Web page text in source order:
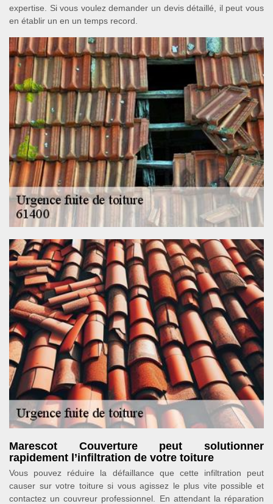
expertise. Si vous voulez demander un devis détaillé, il peut vous
en établir un en un temps record.
Marescot Couverture peut solutionner
rapidement l’infiltration de votre toiture
Vous pouvez réduire la défaillance que cette infiltration peut
causer sur votre toiture si vous agissez le plus vite possible et
contactez un couvreur professionnel. En attendant la réparation